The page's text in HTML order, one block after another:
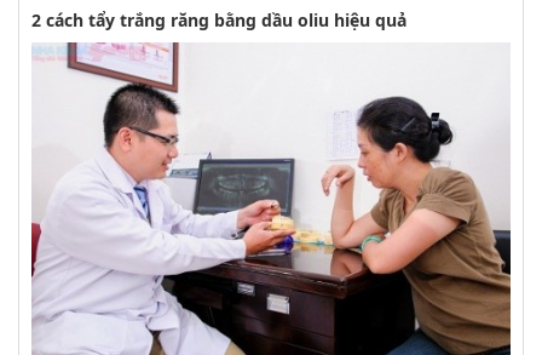
2 cách tẩy trắng răng bằng dầu oliu hiệu quả